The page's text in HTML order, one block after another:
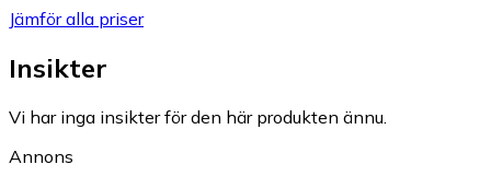
Jämför alla priser
Insikter
Vi har inga insikter för den här produkten ännu.
Annons